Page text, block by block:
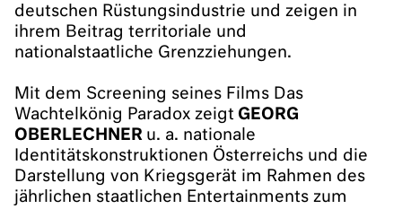
deutschen Rüstungsindustrie und zeigen in
ihrem Beitrag territoriale und
nationalstaatliche Grenzziehungen.
Mit dem Screening seines Films Das
Wachtelkönig Paradox zeigt GEORG
OBERLECHNER u. a. nationale
Identitätskonstruktionen Österreichs und die
Darstellung von Kriegsgerät im Rahmen des
jährlichen staatlichen Entertainments zum